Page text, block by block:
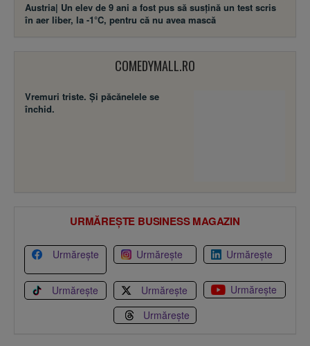
Austria| Un elev de 9 ani a fost pus să susţină un test scris
în aer liber, la -1°C, pentru că nu avea mască
COMEDYMALL.RO
Vremuri triste. Şi păcănelele se
închid.
URMĂREȘTE BUSINESS MAGAZIN
Urmărește Urmărește Urmărește
Urmărește Urmărește
Urmărește
Urmărește